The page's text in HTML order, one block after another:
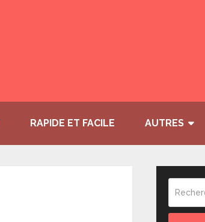
RAPIDE ET FACILE AUTRES